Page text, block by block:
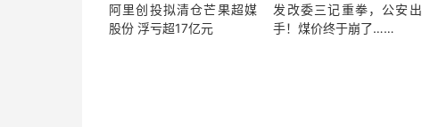
阿里创投拟清仓芒果超媒
股份 浮亏超17亿元
发改委三记重拳，公安出
手！煤价终于崩了……